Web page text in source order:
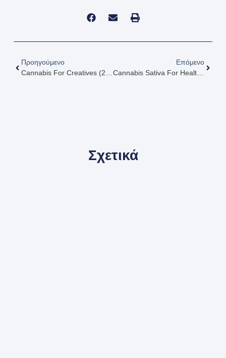
Προηγούμενο
Επόμενο
Cannabis Sativa For Health And Hemp (2011) [Cannabis Sativa Για Την Υγεία Και Άλλες Χρήσεις]
Σχετικά